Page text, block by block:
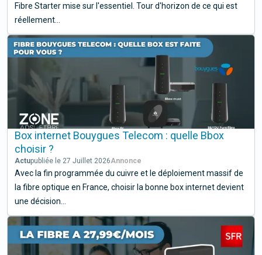
Fibre Starter mise sur l'essentiel. Tour d'horizon de ce qui est
réellement...
Box internet Bouygues Telecom : quelle Bbox
choisir ?
Actupubliée le 27 Juillet 2026
Avec la fin programmée du cuivre et le déploiement massif de
la fibre optique en France, choisir la bonne box internet devient
une décision...